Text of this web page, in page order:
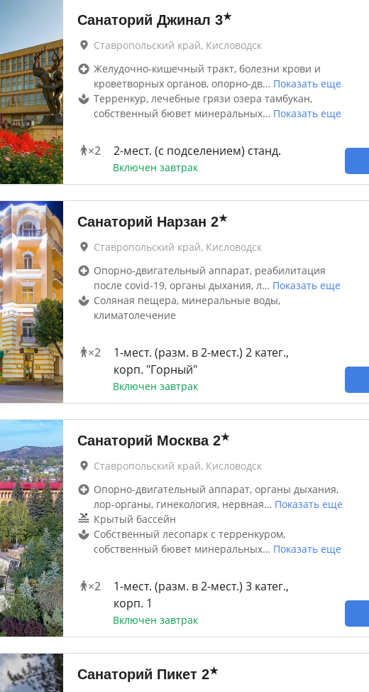
Санаторий Джинал 3★
Ставропольский край, Кисловодск
Желудочно-кишечный тракт, болезни крови и
кроветворных органов, опорно-дв… Показать еще
Терренкур, лечебные грязи озера тамбукан,
собственный бювет минеральных… Показать еще
×2 2-мест. (с подселением) станд.
Включен завтрак
Санаторий Нарзан 2★
Ставропольский край, Кисловодск
Опорно-двигательный аппарат, реабилитация
после covid-19, органы дыхания, л… Показать еще
Соляная пещера, минеральные воды,
климатолечение
×2
1-мест. (разм. в 2-мест.) 2 катег.,
корп. "Горный"
Включен завтрак
Санаторий Москва 2★
Ставропольский край, Кисловодск
Опорно-двигательный аппарат, органы дыхания,
лор-органы, гинекология, нервная… Показать еще
Крытый бассейн
Собственный лесопарк с терренкуром,
собственный бювет минеральных… Показать еще
×2
1-мест. (разм. в 2-мест.) 3 катег.,
корп. 1
Включен завтрак
Санаторий Пикет 2★